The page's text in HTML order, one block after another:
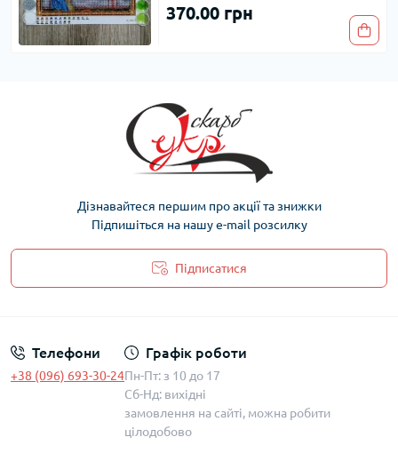
370.00 грн
Дізнавайтеся першим про акції та знижки
Підпишіться на нашу e-mail розсилку
Підписатися
Телефони
+38 (096) 693-30-24
Графік роботи
Пн-Пт: з 10 до 17
Сб-Нд: вихідні
замовлення на сайті, можна робити
цілодобово